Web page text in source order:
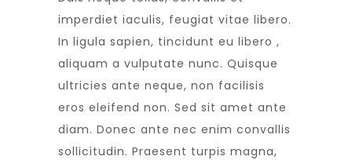
imperdiet iaculis, feugiat vitae libero.
In ligula sapien, tincidunt eu libero ,
aliquam a vulputate nunc. Quisque
ultricies ante neque, non facilisis
eros eleifend non. Sed sit amet ante
diam. Donec ante nec enim convallis
sollicitudin. Praesent turpis magna,